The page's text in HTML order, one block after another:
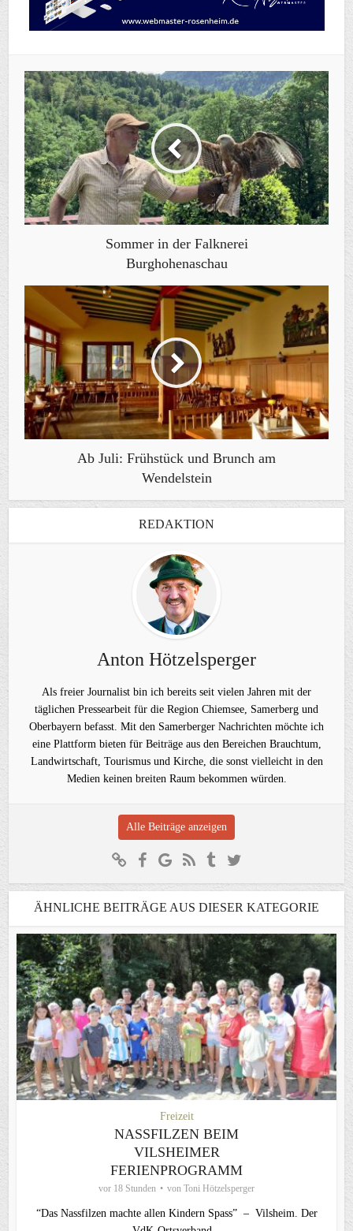
Sommer in der Falknerei
Burghohenaschau
Ab Juli: Frühstück und Brunch am
Wendelstein
REDAKTION
Anton Hötzelsperger
Als freier Journalist bin ich bereits seit vielen Jahren mit der
täglichen Pressearbeit für die Region Chiemsee, Samerberg und
Oberbayern befasst. Mit den Samerberger Nachrichten möchte ich
eine Plattform bieten für Beiträge aus den Bereichen Brauchtum,
Landwirtschaft, Tourismus und Kirche, die sonst vielleicht in den
Medien keinen breiten Raum bekommen würden.
Alle Beiträge anzeigen
ÄHNLICHE BEITRÄGE AUS DIESER KATEGORIE
Freizeit
NASSFILZEN BEIM
VILSHEIMER
FERIENPROGRAMM
vor 18 Stunden von Toni Hötzelsperger
“Das Nassfilzen machte allen Kindern Spass” – Vilsheim. Der